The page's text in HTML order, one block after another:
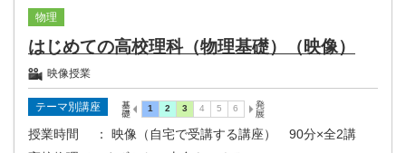
物理
はじめての高校理科（物理基礎）（映像）
映像授業
テーマ別講座
授業時間
： 映像（自宅で受講する講座） 90分×全2講